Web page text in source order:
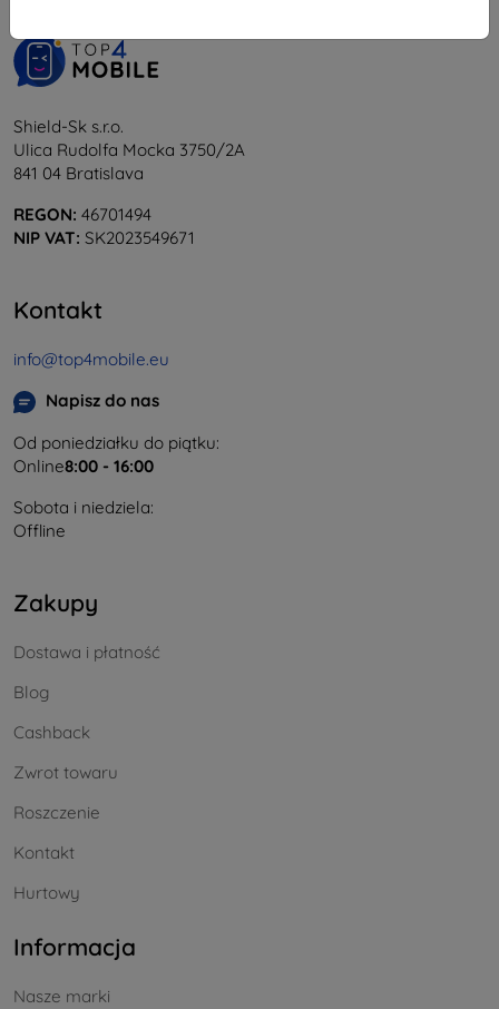
Shield-Sk s.r.o.
Ulica Rudolfa Mocka 3750/2A
841 04 Bratislava
REGON: 46701494
NIP VAT: SK2023549671
Kontakt
info@top4mobile.eu
Napisz do nas
Od poniedziałku do piątku:
Online8:00 - 16:00
Sobota i niedziela:
Offline
Zakupy
Dostawa i płatność
Blog
Cashback
Zwrot towaru
Roszczenie
Kontakt
Hurtowy
Informacja
Nasze marki